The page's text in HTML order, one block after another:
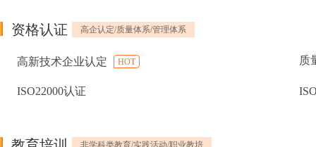
资格认证 高企认定/质量体系/管理体系
高新技术企业认定 HOT 质
ISO22000认证
非学科类教育/实践活动/职业教培